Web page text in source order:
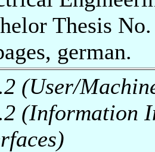
Thesis
german.
(User/
(Information